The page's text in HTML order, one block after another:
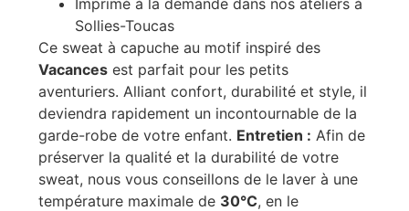
Imprimé à la demande dans nos ateliers à
Sollies-Toucas
Ce sweat à capuche au motif inspiré des
Vacances est parfait pour les petits
aventuriers. Alliant confort, durabilité et style, il
deviendra rapidement un incontournable de la
garde-robe de votre enfant. Entretien : Afin de
préserver la qualité et la durabilité de votre
sweat, nous vous conseillons de le laver à une
température maximale de 30°C, en le